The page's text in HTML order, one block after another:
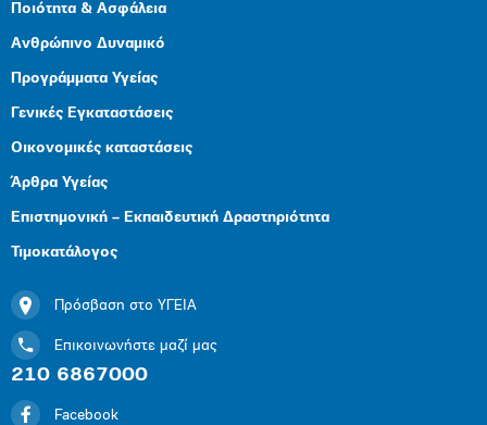
Ποιότητα & Ασφάλεια
Ανθρώπινο Δυναμικό
Προγράμματα Υγείας
Γενικές Εγκαταστάσεις
Οικονομικές καταστάσεις
Άρθρα Υγείας
Επιστημονική – Εκπαιδευτική Δραστηριότητα
Τιμοκατάλογος
Πρόσβαση στο ΥΓΕΙΑ
Επικοινωνήστε μαζί μας
210 6867000
Facebook